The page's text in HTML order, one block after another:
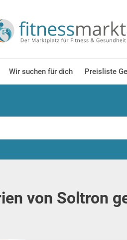
Wir suchen für dich Preisliste
von Soltron